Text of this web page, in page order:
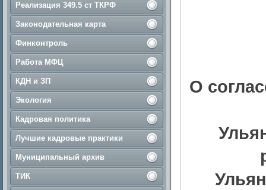
Реализация 349.5 ст ТКРФ
Законодательная карта
Финконтроль
Работа МФЦ
КДН и ЗП
Экология
Кадровая политика
Лучшие кадровые практики
Муниципальный архив
ТИК
О